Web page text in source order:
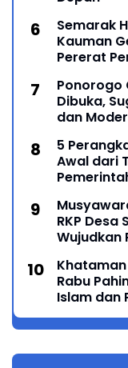
Semarak
Kauman
Pererat
Ponorogo
Dibuka,
dan
5
Awal dari
RKP
Wujudkan
Rabu
Islam dan